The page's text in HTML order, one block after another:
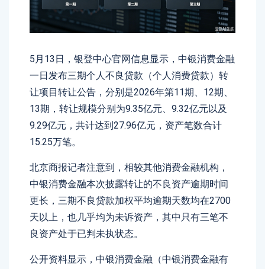
5月13日，银登中心官网信息显示，中银消费金融
一日发布三期个人不良贷款（个人消费贷款）转
让项目转让公告，分别是2026年第11期、12期、
13期，转让规模分别为9.35亿元、9.32亿元以及
9.29亿元，共计达到27.96亿元，资产笔数合计
15.25万笔。
北京商报记者注意到，相较其他消费金融机构，
中银消费金融本次披露转让的不良资产逾期时间
更长，三期不良贷款加权平均逾期天数均在2700
天以上，也几乎均为未诉资产，其中只有三笔不
良资产处于已判未执状态。
公开资料显示，中银消费金融（中银消费金融有